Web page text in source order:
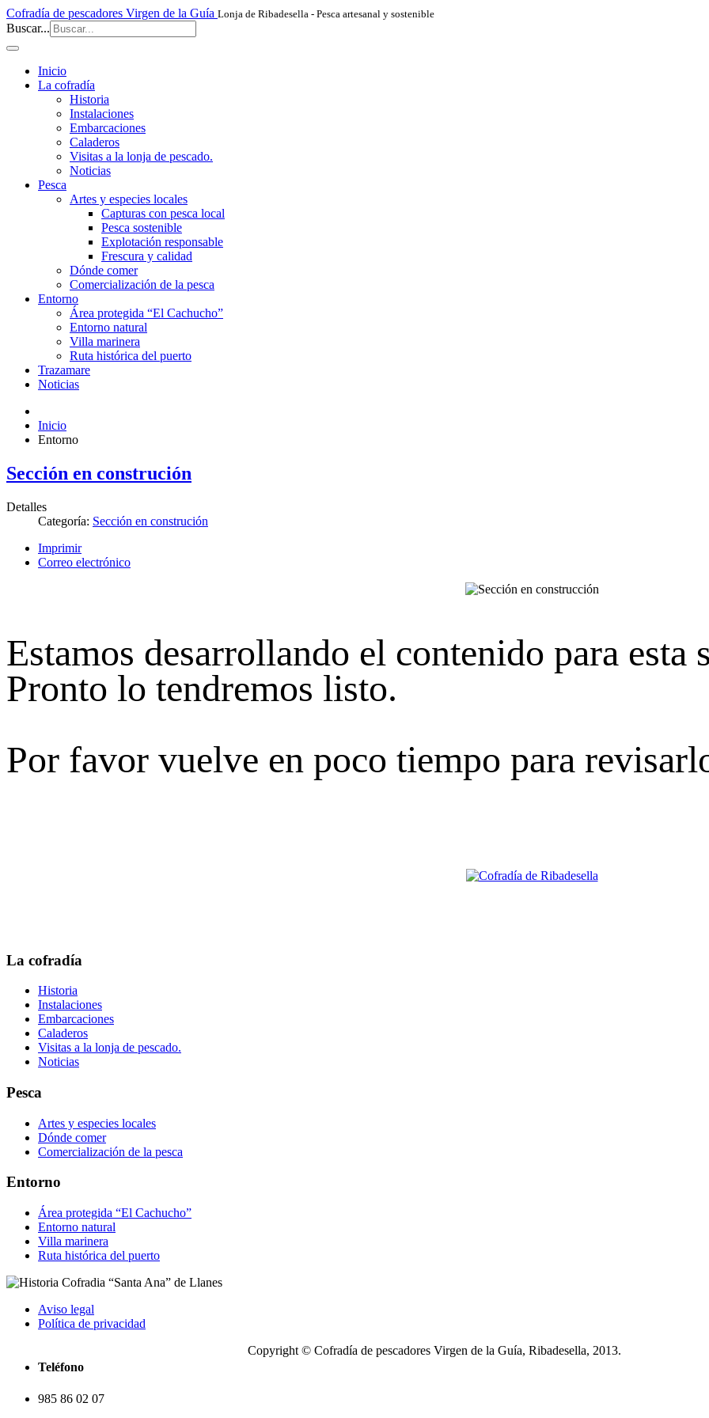
Cofradía de pescadores Virgen de la Guía Lonja de Ribadesella - Pesca artesanal y sostenible
Buscar...
Inicio
La cofradía
Historia
Instalaciones
Embarcaciones
Caladeros
Visitas a la lonja de pescado.
Noticias
Pesca
Artes y especies locales
Capturas con pesca local
Pesca sostenible
Explotación responsable
Frescura y calidad
Dónde comer
Comercialización de la pesca
Entorno
Área protegida “El Cachucho”
Entorno natural
Villa marinera
Ruta histórica del puerto
Trazamare
Noticias
Inicio
Entorno
Sección en construción
Detalles
Categoría: Sección en construción
Imprimir
Correo electrónico
Estamos desarrollando el contenido para esta
Pronto lo tendremos listo.
Por favor vuelve en poco tiempo para
La cofradía
Historia
Instalaciones
Embarcaciones
Caladeros
Visitas a la lonja de pescado.
Noticias
Pesca
Artes y especies locales
Dónde comer
Comercialización de la pesca
Entorno
Área protegida “El Cachucho”
Entorno natural
Villa marinera
Ruta histórica del puerto
Aviso legal
Política de privacidad
Teléfono
985 86 02 07
Copyright © Cofradía de pescadores Virgen de la Guía, Ribadesella, 2013.